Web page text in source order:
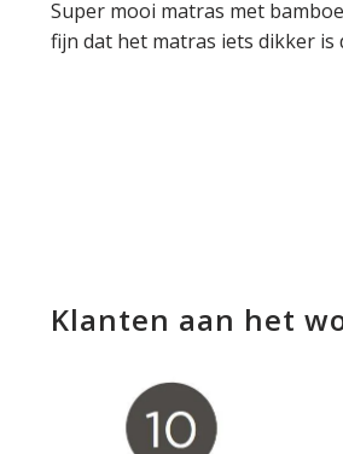
Super mooi matras met
fijn dat het matras iets dikker
Klanten aan het